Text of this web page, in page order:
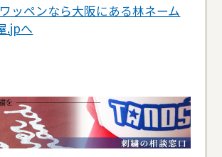
ッペンなら大阪にある林ネーム
.jpへ